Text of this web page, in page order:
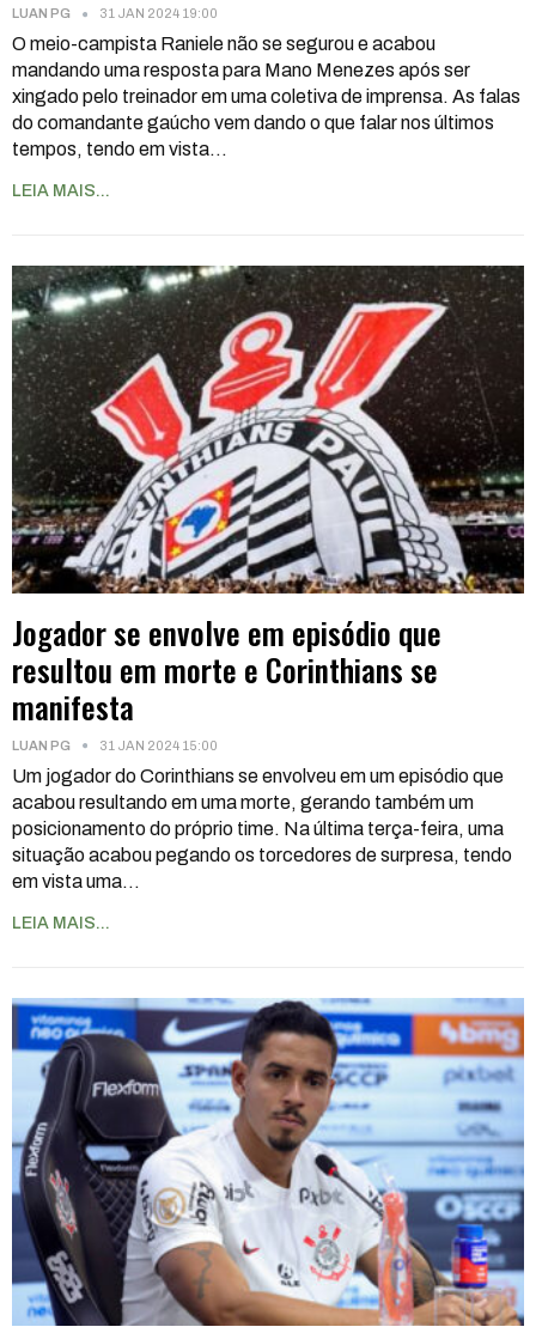
LUAN PG 31 JAN 2024 19:00
O meio-campista Raniele não se segurou e acabou
mandando uma resposta para Mano Menezes após ser
xingado pelo treinador em uma coletiva de imprensa. As falas
do comandante gaúcho vem dando o que falar nos últimos
tempos, tendo em vista…
LEIA MAIS...
Jogador se envolve em episódio que
resultou em morte e Corinthians se
manifesta
LUAN PG 31 JAN 2024 15:00
Um jogador do Corinthians se envolveu em um episódio que
acabou resultando em uma morte, gerando também um
posicionamento do próprio time. Na última terça-feira, uma
situação acabou pegando os torcedores de surpresa, tendo
em vista uma…
LEIA MAIS...